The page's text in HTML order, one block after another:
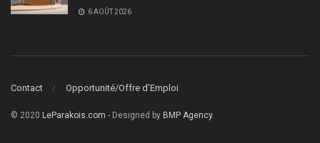
6 AOÛT 2026
Contact Opportunité/Offre d’Emploi
© 2020 LeParakois.com - Designed by BMP Agency.